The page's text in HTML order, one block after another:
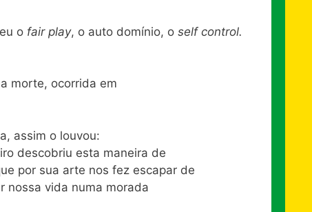
o fair play, o auto domínio, o self control.
morte, ocorrida em
assim o louvou:
descobriu esta maneira de
por sua arte nos fez escapar de
nossa vida numa morada